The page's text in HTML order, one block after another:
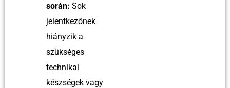
során: Sok
jelentkezőnek
hiányzik a
szükséges
technikai
készségek vagy